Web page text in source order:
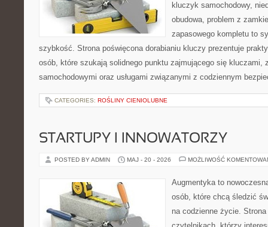
kluczyk samochodowy,
obudowa, problem z
zapasowego kompletu to
szybkość. Strona poświęcona dorabianiu kluczy prezentuje
osób, które szukają solidnego punktu zajmującego się kluczami,
samochodowymi oraz usługami związanymi z codziennym
CATEGORIES: ROŚLINY CIENIOLUBNE
STARTUPY I INNOWATORZY
POSTED BY ADMIN MAJ - 20 - 2026 MOŻLIWOŚĆ
Augmentyka to
osób, które chcą śledzić
na codzienne życie.